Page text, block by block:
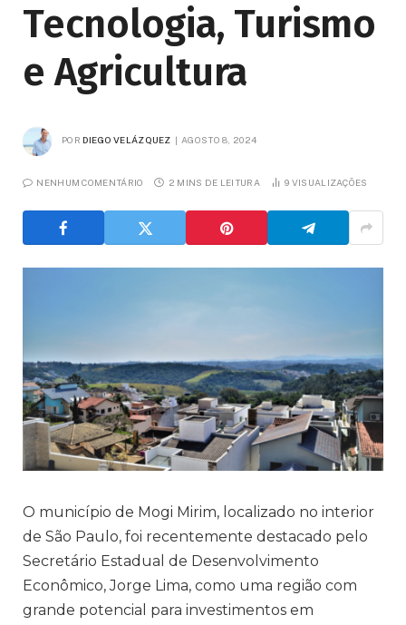
Tecnologia, Turismo
e Agricultura
POR DIEGO VELÁZQUEZ AGOSTO 8, 2024
NENHUM COMENTÁRIO 2 MINS DE LEITURA 9 VISUALIZAÇÕES
O município de Mogi Mirim, localizado no interior
de São Paulo, foi recentemente destacado pelo
Secretário Estadual de Desenvolvimento
Econômico, Jorge Lima, como uma região com
grande potencial para investimentos em